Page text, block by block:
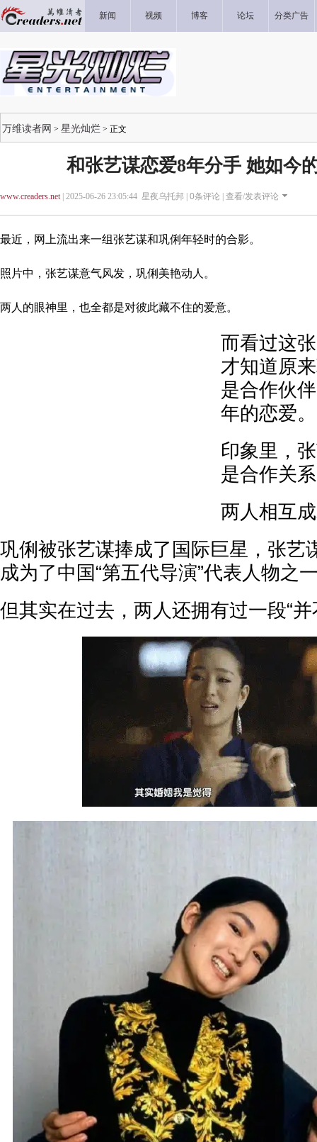
新闻 视频 博客 论坛 分类广告
万维读者网 > 星光灿烂 > 正文
和张艺谋恋爱8年分手 她如今
www.creaders.net| 2025-06-26 23:05:44 星夜乌托邦 | 0条评论 | 查看/发表评论
最近，网上流出来一组张艺谋和巩俐年轻时的合影。
照片中，张艺谋意气风发，巩俐美艳动人。
两人的眼神里，也全都是对彼此藏不住的爱意。
而看过这
才知道原
是合作伙
年的恋爱。
印象里，
是合作关
两人相互
巩俐被张艺谋捧成了国际巨星，张艺
成为了中国“第五代导演”代表人物之
但其实在过去，两人还拥有过一段“